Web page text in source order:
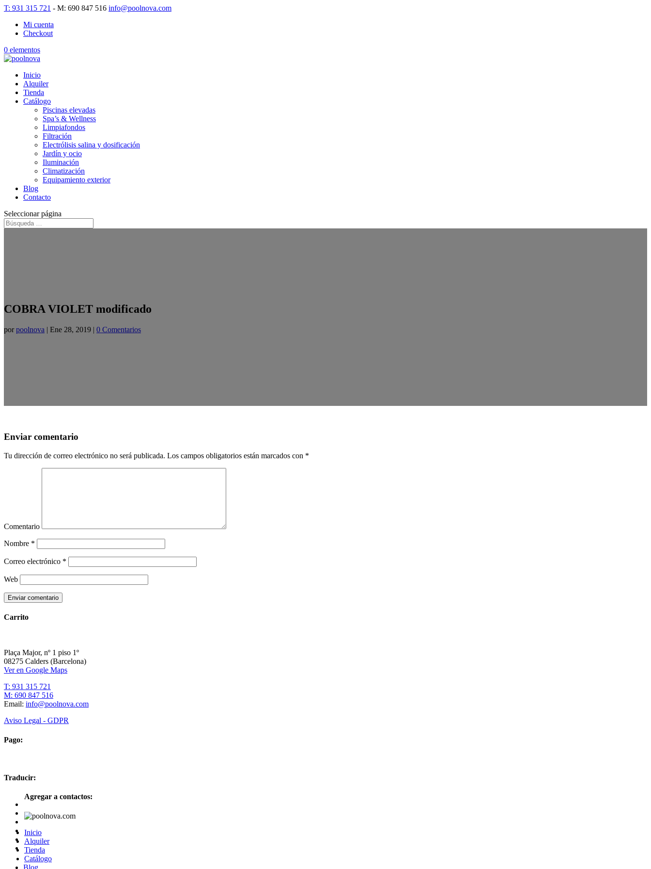
T: 931 315 721 - M: 690 847 516 info@poolnova.com
Mi cuenta
Checkout
0 elementos
Inicio
Alquiler
Tienda
Catálogo
Piscinas elevadas
Spa’s & Wellness
Limpiafondos
Filtración
Electrólisis salina y dosificación
Jardín y ocio
Iluminación
Climatización
Equipamiento exterior
Blog
Contacto
Seleccionar página
COBRA VIOLET modificado
porpoolnova | Ene 28, 2019 | 0 Comentarios
Enviar comentario
Tu dirección de correo electrónico no será publicada. Los campos obligatorios están marcados con *
Comentario
Nombre *
Correo electrónico *
Web
Carrito
Plaça Major, nº 1 piso 1º
08275 Calders (Barcelona)
Ver en Google Maps
T: 931 315 721
M: 690 847 516
Email: info@poolnova.com
Aviso Legal - GDPR
Pago:
Traducir:
Agregar a contactos:
Inicio
Alquiler
Tienda
Catálogo
Blog